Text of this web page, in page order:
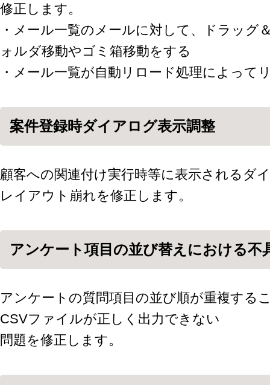
修正します。
・メール一覧のメールに対して、ドラッグ
ォルダ移動やゴミ箱移動をする
・メール一覧が自動リロード処理によって
案件登録時ダイアログ表示調整
顧客への関連付け実行時等に表示されるダ
レイアウト崩れを修正します。
アンケート項目の並び替えにおける不
アンケートの質問項目の並び順が重複する
CSVファイルが正しく出力できない
問題を修正します。